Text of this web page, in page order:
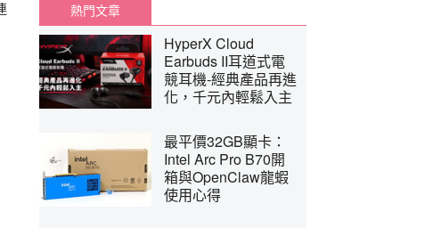
熱門文章
HyperX Cloud
Earbuds II耳道式電
競耳機-經典產品再進
化，千元內輕鬆入主
最平價32GB顯卡：
Intel Arc Pro B70開
箱與OpenClaw龍蝦
使用心得